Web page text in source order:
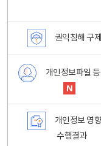
권익침해 구
개인정보파일
개인정보 영
수행결과